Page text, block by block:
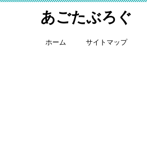
あごたぶろぐ
ホーム サイトマップ